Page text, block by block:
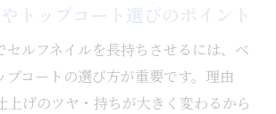
トップコート選びのポイント
セルフネイルを長持ちさせるには、ベ
プコートの選び方が重要です。理由
上げのツヤ・持ちが大きく変わるから